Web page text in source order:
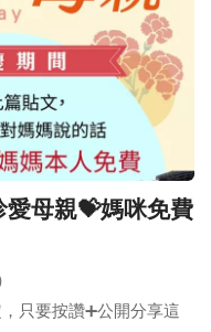
母親💝媽咪免費
要按讚➕公開分享這